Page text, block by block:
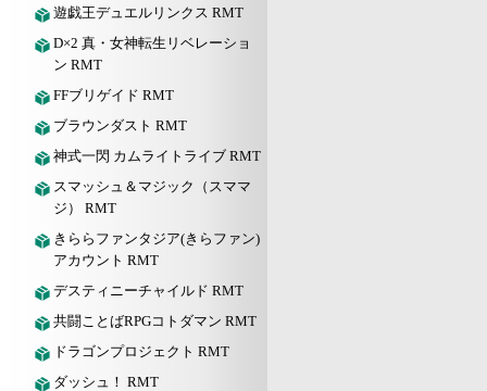
遊戯王デュエルリンクス RMT
D×2 真・女神転生リベレーショ
ン RMT
FFブリゲイド RMT
ブラウンダスト RMT
神式一閃 カムライトライブ RMT
スマッシュ＆マジック（スママ
ジ） RMT
きららファンタジア(きらファン)
アカウント RMT
デスティニーチャイルド RMT
共闘ことばRPGコトダマン RMT
ドラゴンプロジェクト RMT
ダッシュ！ RMT